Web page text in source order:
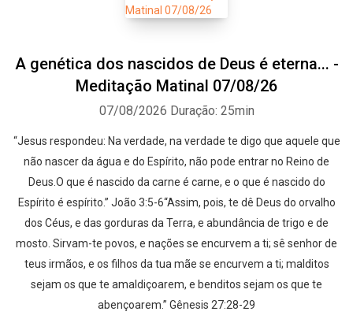
A genética dos nascidos de Deus é eterna... -
Meditação Matinal 07/08/26
07/08/2026 Duração: 25min
“Jesus respondeu: Na verdade, na verdade te digo que aquele que
não nascer da água e do Espírito, não pode entrar no Reino de
Deus.O que é nascido da carne é carne, e o que é nascido do
Espírito é espírito.” João 3:5-6“Assim, pois, te dê Deus do orvalho
dos Céus, e das gorduras da Terra, e abundância de trigo e de
mosto. Sirvam-te povos, e nações se encurvem a ti; sê senhor de
teus irmãos, e os filhos da tua mãe se encurvem a ti; malditos
sejam os que te amaldiçoarem, e benditos sejam os que te
abençoarem.” Gênesis 27:28-29